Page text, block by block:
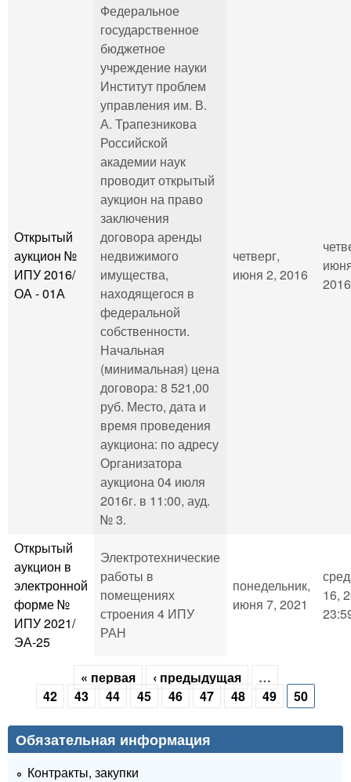
Открытый
аукцион №
ИПУ 2016/
ОА - 01А
Федеральное
государственное
бюджетное
учреждение науки
Институт проблем
управления им. В.
А. Трапезникова
Российской
академии наук
проводит открытый
аукцион на право
заключения
договора аренды
недвижимого
имущества,
находящегося в
федеральной
собственности.
Начальная
(минимальная) цена
договора: 8 521,00
руб. Место, дата и
время проведения
аукциона: по адресу
Организатора
аукциона 04 июля
2016г. в 11:00, ауд.
№ 3.
четверг,
июня 2, 2016
Открытый
аукцион в
электронной
форме №
ИПУ 2021/
ЭА-25
Электротехнические
работы в
помещениях
строения 4 ИПУ
РАН
понедельник,
июня 7, 2021
16,
Страницы
« первая ‹ предыдущая
…
42
43 44 45 46 47 48 49 50
Обязательная информация
Контракты, закупки